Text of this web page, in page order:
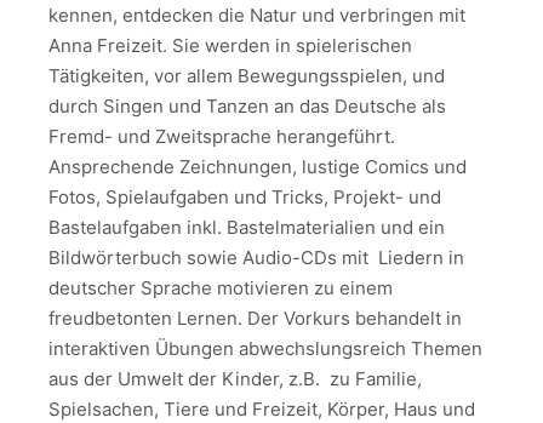
kennen, entdecken die Natur und verbringen mit
Anna Freizeit. Sie werden in spielerischen
Tätigkeiten, vor allem Bewegungsspielen, und
durch Singen und Tanzen an das Deutsche als
Fremd- und Zweitsprache herangeführt.
Ansprechende Zeichnungen, lustige Comics und
Fotos, Spielaufgaben und Tricks, Projekt- und
Bastelaufgaben inkl. Bastelmaterialien und ein
Bildwörterbuch sowie Audio-CDs mit Liedern in
deutscher Sprache motivieren zu einem
freudbetonten Lernen. Der Vorkurs behandelt in
interaktiven Übungen abwechslungsreich Themen
aus der Umwelt der Kinder, z.B. zu Familie,
Spielsachen, Tiere und Freizeit, Körper, Haus und